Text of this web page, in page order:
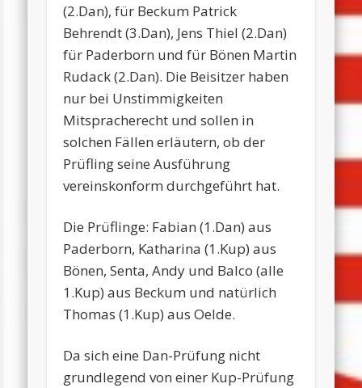
(2.Dan), für Beckum Patrick
Behrendt (3.Dan), Jens Thiel (2.Dan)
für Paderborn und für Bönen Martin
Rudack (2.Dan). Die Beisitzer haben
nur bei Unstimmigkeiten
Mitspracherecht und sollen in
solchen Fällen erläutern, ob der
Prüfling seine Ausführung
vereinskonform durchgeführt hat.
Die Prüflinge: Fabian (1.Dan) aus
Paderborn, Katharina (1.Kup) aus
Bönen, Senta, Andy und Balco (alle
1.Kup) aus Beckum und natürlich
Thomas (1.Kup) aus Oelde.
Da sich eine Dan-Prüfung nicht
grundlegend von einer Kup-Prüfung